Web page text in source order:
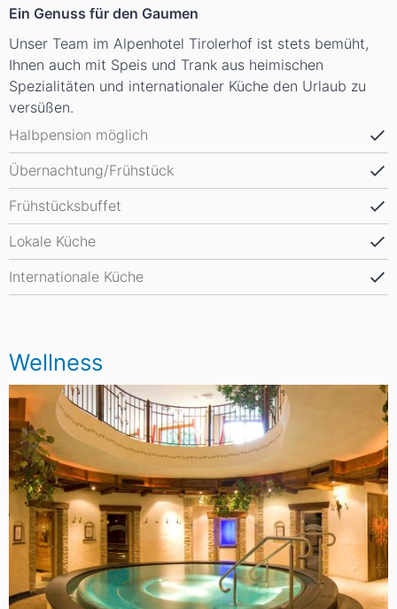
Ein Genuss für den Gaumen
Unser Team im Alpenhotel Tirolerhof ist stets bemüht,
Ihnen auch mit Speis und Trank aus heimischen
Spezialitäten und internationaler Küche den Urlaub zu
versüßen.
Halbpension möglich
Übernachtung/Frühstück
Frühstücksbuffet
Lokale Küche
Internationale Küche
Wellness